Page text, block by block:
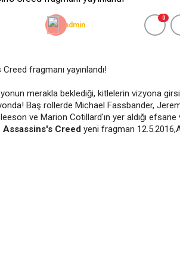
admin
0
fragmanı yayınlandı!
merakla beklediği, kitlelerin vizyona
Baş rollerde Michael Fassbander,
ve Marion Cotillard'ın yer aldığı
Assassins's Creed yeni fragman